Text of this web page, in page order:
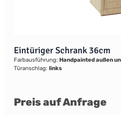
Eintüriger Schrank 36cm
Farbausführung: Handpainted außen
Türanschlag: links
Preis auf Anfrage